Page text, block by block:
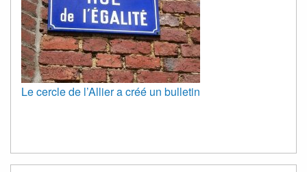
Le cercle de l’Allier a créé un bulletin